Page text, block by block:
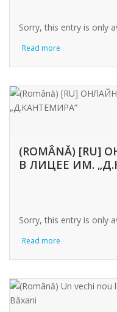
Sorry, this entry is only
Read more
(ROMÂNĂ)
В ЛИЦЕЕ ИМ.
Sorry, this entry is only
Read more